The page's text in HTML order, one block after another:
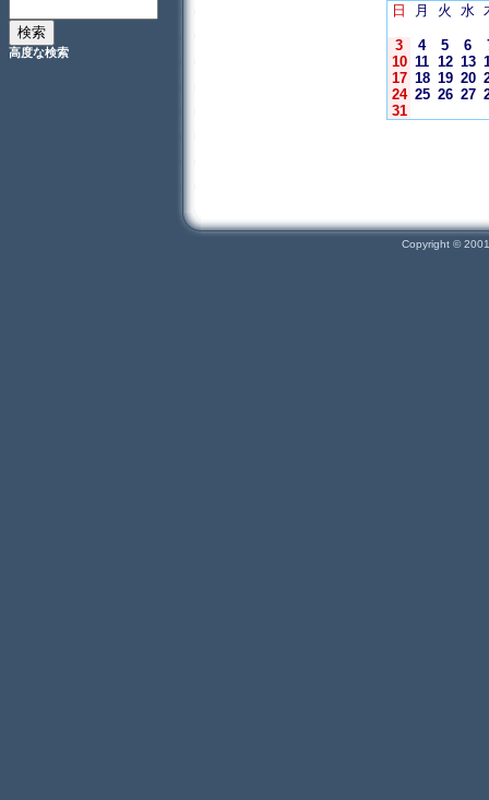
高度な検索
日 月 火 水
3 4 5 6
10 11 12 13
17 18 19 20
24 25 26 27
31
Copyright ©